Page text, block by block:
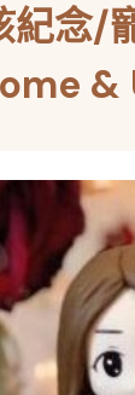
紀念
&